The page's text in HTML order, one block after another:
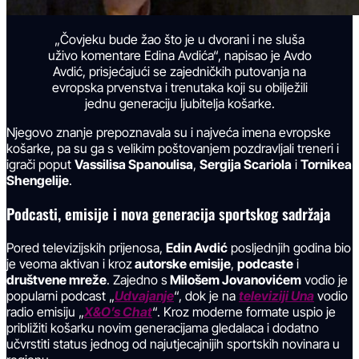
„Čovjeku bude žao što je u dvorani i ne sluša
uživo komentare Edina Avdića“, napisao je Avdo
Avdić, prisjećajući se zajedničkih putovanja na
evropska prvenstva i trenutaka koji su obilježili
jednu generaciju ljubitelja košarke.
Njegovo znanje prepoznavala su i najveća imena evropske
košarke, pa su ga s velikim poštovanjem pozdravljali treneri i
igrači poput Vassilisa Spanoulisa, Sergija Scariola i Tornikea
Shengelije.
Podcasti, emisije i nova generacija sportskog sadržaja
Pored televizijskih prijenosa, Edin Avdić posljednjih godina bio
je veoma aktivan i krozautorske emisije, podcaste i
društvene mreže. Zajedno sMilošem Jovanovićem vodio je
popularni podcast „Udvajanje“, dok je na televiziji Una vodio
radio emisiju „X&O’s Chat“. Kroz moderne formate uspio je
približiti košarku novim generacijama gledalaca i dodatno
učvrstiti status jednog od najutjecajnijih sportskih novinara u